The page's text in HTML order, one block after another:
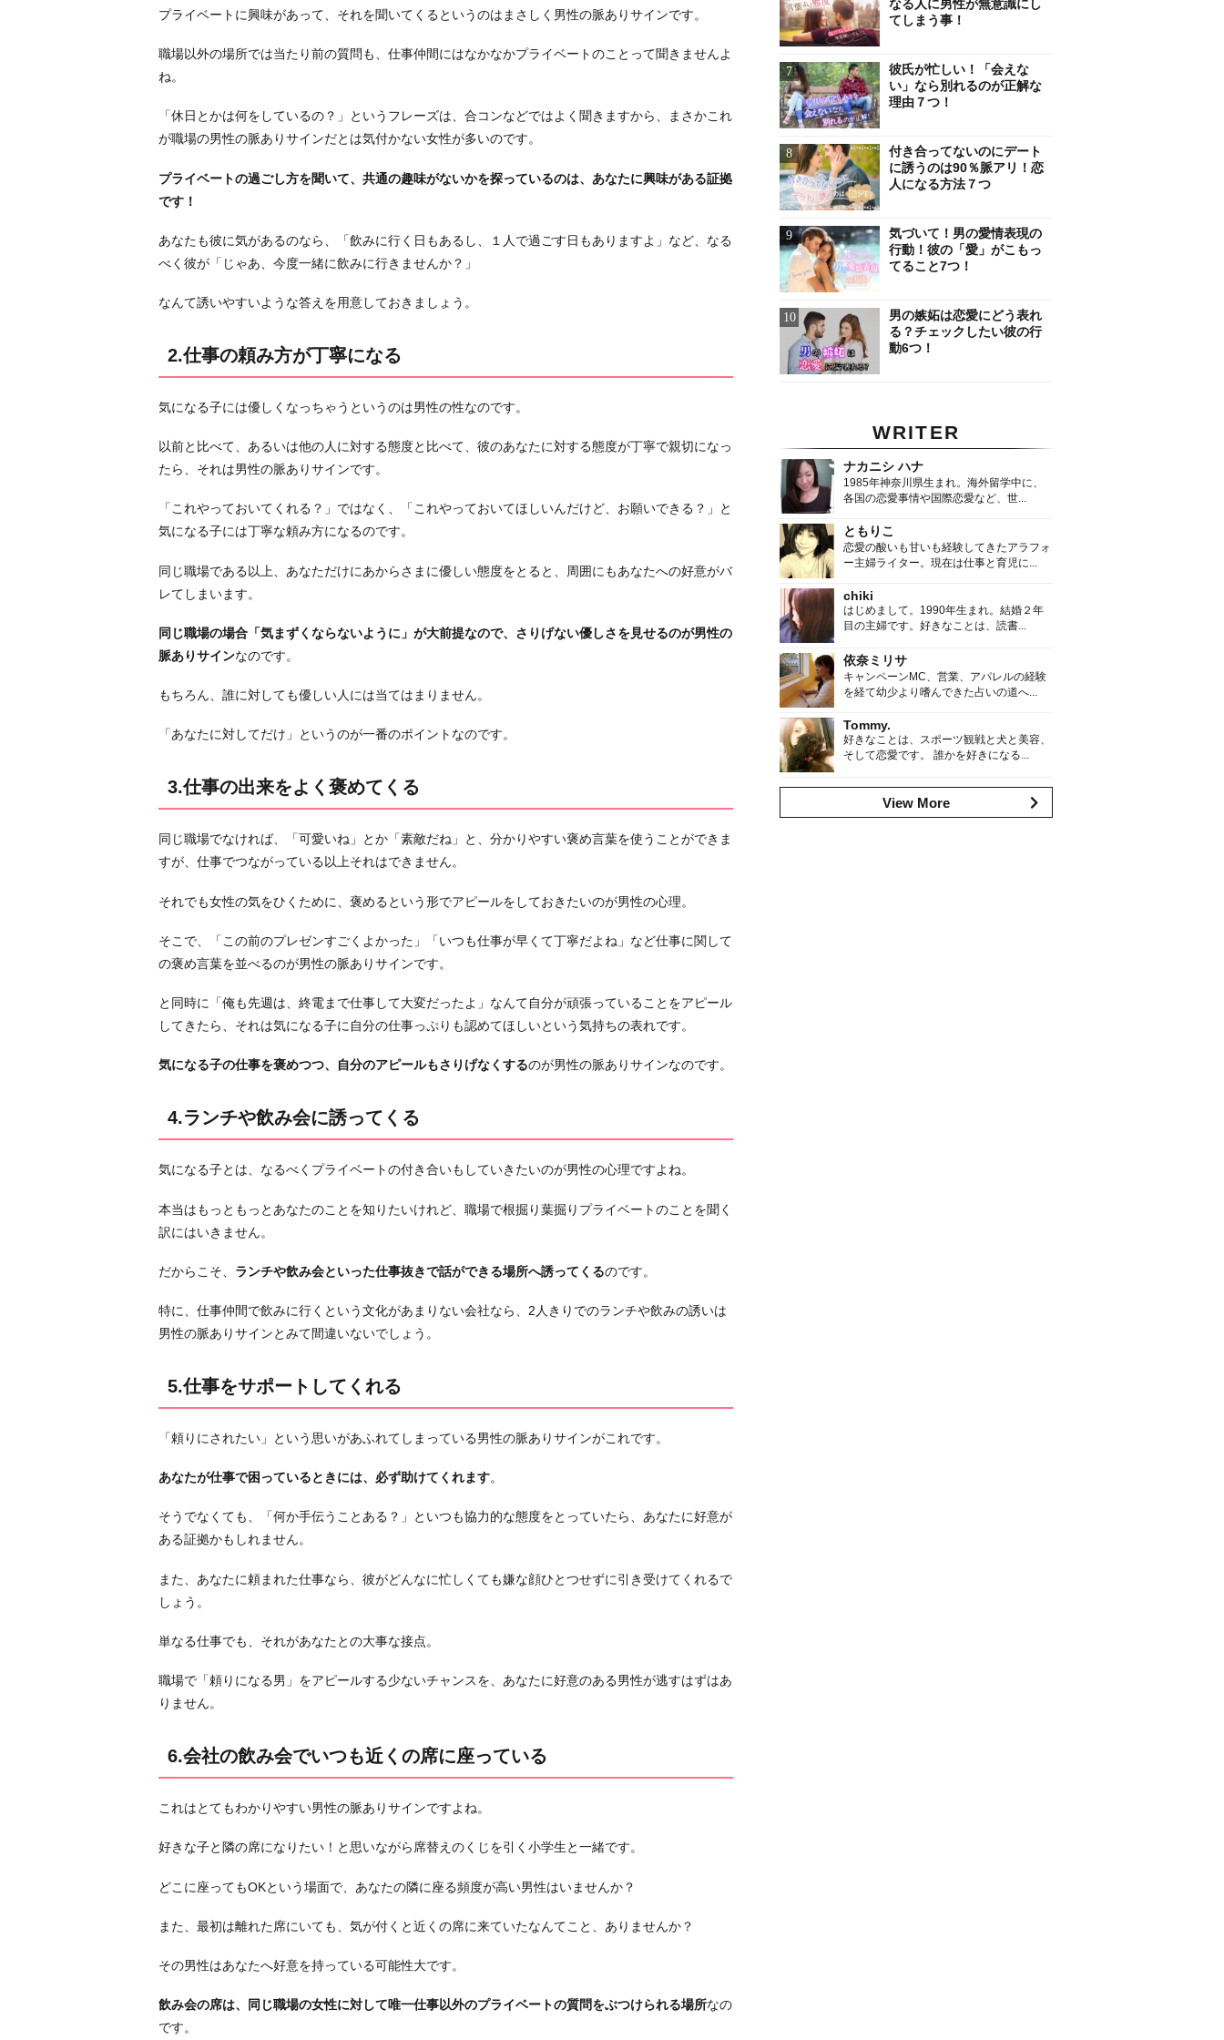
事
の
方
が
寧
に
る
仕
の
出
を
め
て
る
4.
ン
チ
や
み
に
て
く
る
仕
事
サ
ポ
ー
て
れ
6.
会
社
飲
み
で
も
近
の
席
座
っ
る
お
り
プライベートに興味があって、それを聞いてくるというのはまさしく男性の脈ありサインです。
職場以外の場所では当たり前の質問も、仕事仲間にはなかなかプライベートのことって聞きませんよ
ね。
「休日とかは何をしているの？」というフレーズは、合コンなどではよく聞きますから、まさかこれ
が職場の男性の脈ありサインだとは気付かない女性が多いのです。
プライベートの過ごし方を聞いて、共通の趣味がないかを探っているのは、あなたに興味がある証拠
です！
あなたも彼に気があるのなら、「飲みに行く日もあるし、１人で過ごす日もありますよ」など、なる
べく彼が「じゃあ、今度一緒に飲みに行きませんか？」
なんて誘いやすいような答えを用意しておきましょう。
2.仕事の頼み方が丁寧になる
気になる子には優しくなっちゃうというのは男性の性なのです。
以前と比べて、あるいは他の人に対する態度と比べて、彼のあなたに対する態度が丁寧で親切になっ
たら、それは男性の脈ありサインです。
「これやっておいてくれる？」ではなく、「これやっておいてほしいんだけど、お願いできる？」と
気になる子には丁寧な頼み方になるのです。
同じ職場である以上、あなただけにあからさまに優しい態度をとると、周囲にもあなたへの好意がバ
レてしまいます。
同じ職場の場合「気まずくならないように」が大前提なので、さりげない優しさを見せるのが男性の
脈ありサインなのです。
もちろん、誰に対しても優しい人には当てはまりません。
「あなたに対してだけ」というのが一番のポイントなのです。
3.仕事の出来をよく褒めてくる
同じ職場でなければ、「可愛いね」とか「素敵だね」と、分かりやすい褒め言葉を使うことができま
すが、仕事でつながっている以上それはできません。
それでも女性の気をひくために、褒めるという形でアピールをしておきたいのが男性の心理。
そこで、「この前のプレゼンすごくよかった」「いつも仕事が早くて丁寧だよね」など仕事に関して
の褒め言葉を並べるのが男性の脈ありサインです。
と同時に「俺も先週は、終電まで仕事して大変だったよ」なんて自分が頑張っていることをアピール
してきたら、それは気になる子に自分の仕事っぷりも認めてほしいという気持ちの表れです。
気になる子の仕事を褒めつつ、自分のアピールもさりげなくするのが男性の脈ありサインなのです。
4.ランチや飲み会に誘ってくる
気になる子とは、なるべくプライベートの付き合いもしていきたいのが男性の心理ですよね。
本当はもっともっとあなたのことを知りたいけれど、職場で根掘り葉掘りプライベートのことを聞く
訳にはいきません。
だからこそ、 ランチや飲み会といった仕事抜きで話ができる場所へ誘ってくるのです。
特に、仕事仲間で飲みに行くという文化があまりない会社なら、2人きりでのランチや飲みの誘いは
男性の脈ありサインとみて間違いないでしょう。
5.仕事をサポートしてくれる
「頼りにされたい」という思いがあふれてしまっている男性の脈ありサインがこれです。
あなたが仕事で困っているときには、必ず助けてくれます。
そうでなくても、「何か手伝うことある？」といつも協力的な態度をとっていたら、あなたに好意が
ある証拠かもしれません。
また、あなたに頼まれた仕事なら、彼がどんなに忙しくても嫌な顔ひとつせずに引き受けてくれるで
しょう。
単なる仕事でも、それがあなたとの大事な接点。
職場で「頼りになる男」をアピールする少ないチャンスを、あなたに好意のある男性が逃すはずはあ
りません。
6.会社の飲み会でいつも近くの席に座っている
これはとてもわかりやすい男性の脈ありサインですよね。
好きな子と隣の席になりたい！と思いながら席替えのくじを引く小学生と一緒です。
どこに座ってもOKという場面で、あなたの隣に座る頻度が高い男性はいませんか？
また、最初は離れた席にいても、気が付くと近くの席に来ていたなんてこと、ありませんか？
その男性はあなたへ好意を持っている可能性大です。
飲み会の席は、同じ職場の女性に対して唯一仕事以外のプライベートの質問をぶつけられる場所なの
です。
なる人に男性が無意識にし
てしまう事！
彼氏が忙しい！「会えな
い」なら別れるのが正解な
理由７つ！
付き合ってないのにデート
に誘うのは90％脈アリ！恋
人になる方法７つ
気づいて！男の愛情表現の
行動！彼の「愛」がこもっ
てること7つ！
男の嫉妬は恋愛にどう表れ
る？チェックしたい彼の行
動6つ！
WRITER
ナカニシ ハナ
1985年神奈川県生まれ。海外留学中に、
各国の恋愛事情や国際恋愛など、世...
ともりこ
恋愛の酸いも甘いも経験してきたアラフォ
ー主婦ライター。現在は仕事と育児に...
chiki
はじめまして。1990年生まれ。結婚２年
目の主婦です。好きなことは、読書...
依奈ミリサ
キャンペーンMC、営業、アパレルの経験
を経て幼少より嗜んできた占いの道へ...
Tommy.
好きなことは、スポーツ観戦と犬と美容、
そして恋愛です。 誰かを好きになる...
View More